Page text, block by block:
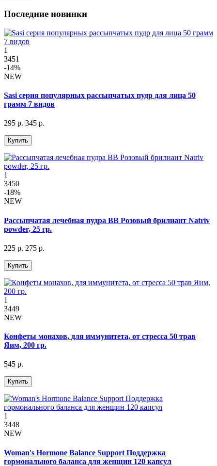
Последние новинки
1
3451
-14%
NEW
Sasi серия популярных рассыпчатых пудр для лица 50
грамм 7 видов
295 р. 345 р.
Купить
1
3450
-18%
NEW
Рассыпчатая лечебная пудра BB Розовый брилиант Natriv
powder, 25 гр.
225 р. 275 р.
Купить
1
3449
NEW
Конфеты монахов, для иммунитета, от стресса 50 трав
Яим, 200 гр.
545 р.
Купить
1
3448
NEW
Woman's Hormone Balance Support Поддержка
гормонального баланса для женщин 120 капсул